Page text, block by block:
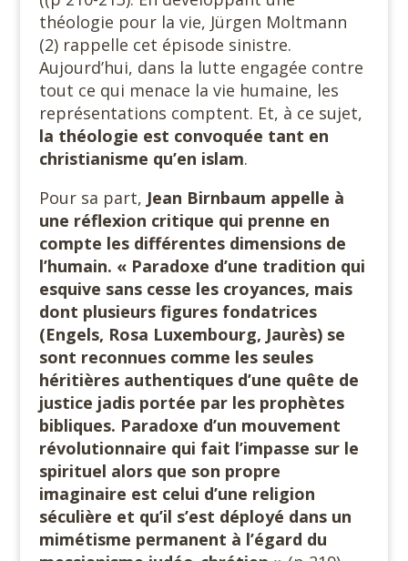
théologie pour la vie, Jürgen Moltmann
(2) rappelle cet épisode sinistre.
Aujourd’hui, dans la lutte engagée contre
tout ce qui menace la vie humaine, les
représentations comptent. Et, à ce sujet,
la théologie est convoquée tant en
christianisme qu’en islam.
Pour sa part, Jean Birnbaum appelle à
une réflexion critique qui prenne en
compte les différentes dimensions de
l’humain. « Paradoxe d’une tradition qui
esquive sans cesse les croyances, mais
dont plusieurs figures fondatrices
(Engels, Rosa Luxembourg, Jaurès) se
sont reconnues comme les seules
héritières authentiques d’une quête de
justice jadis portée par les prophètes
bibliques. Paradoxe d’un mouvement
révolutionnaire qui fait l’impasse sur le
spirituel alors que son propre
imaginaire est celui d’une religion
séculière et qu’il s’est déployé dans un
mimétisme permanent à l’égard du